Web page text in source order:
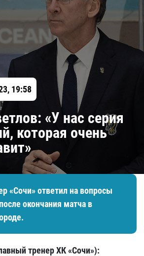
19:58
«У нас серия
которая очень
«Сочи» ответил на вопросы
окончания матча в
тренер ХК «Сочи»):